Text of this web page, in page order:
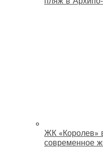
ЖК «Королев»
современное